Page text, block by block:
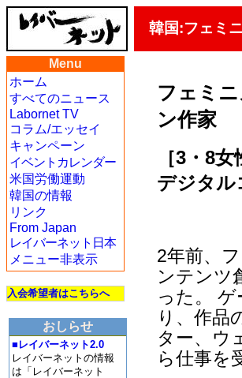
韓国:フェミ
Menu
ホーム
すべてのニュース
Labornet TV
コラム/エッセイ
キャンペーン
イベントカレンダー
米国労働運動
韓国の情報
リンク
From Japan
レイバーネット日本
メニュー非表示
入会希望者はこちらへ
おしらせ
■レイバーネット2.0
レイバーネットの情報
は「レイバーネット
フェミ
ン作家
［3・8
デジタル
2年前、
ンテンツ
った。
り、作品
ター、ウ
ら仕事を